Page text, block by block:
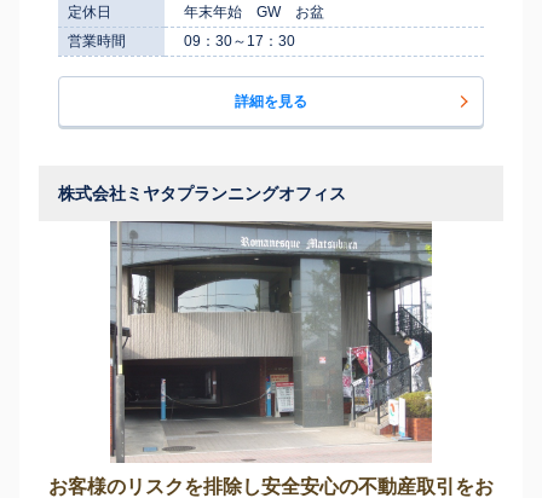
定休日
年末年始 GW お盆
営業時間
09：30～17：30
詳細を見る
株式会社ミヤタプランニングオフィス
お客様のリスクを排除し安全安心の不動産取引をお